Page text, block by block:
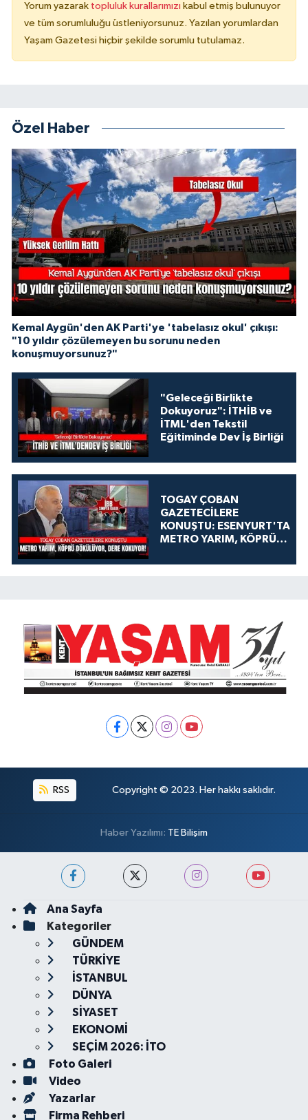
Yorum yazarak topluluk kurallarımızı kabul etmiş bulunuyor
ve tüm sorumluluğu üstleniyorsunuz. Yazılan yorumlardan
Yaşam Gazetesi hiçbir şekilde sorumlu tutulamaz.
Özel Haber
Kemal Aygün'den AK Parti'ye 'tabelasız okul' çıkışı:
"10 yıldır çözülemeyen bu sorunu neden
konuşmuyorsunuz?"
"Geleceği Birlikte
Dokuyoruz": İTHİB ve
İTML'den Tekstil
Eğitiminde Dev İş Birliği
TOGAY ÇOBAN
GAZETECİLERE
KONUŞTU: ESENYURT'TA
METRO YARIM, KÖPRÜ
KOKUYOR!
RSS Copyright © 2023. Her hakkı saklıdır.
Haber Yazılımı: TE Bilişim
Ana Sayfa
Kategoriler
GÜNDEM
TÜRKİYE
İSTANBUL
DÜNYA
SİYASET
EKONOMİ
SEÇİM 2026: İTO
Foto Galeri
Video
Yazarlar
Firma Rehberi